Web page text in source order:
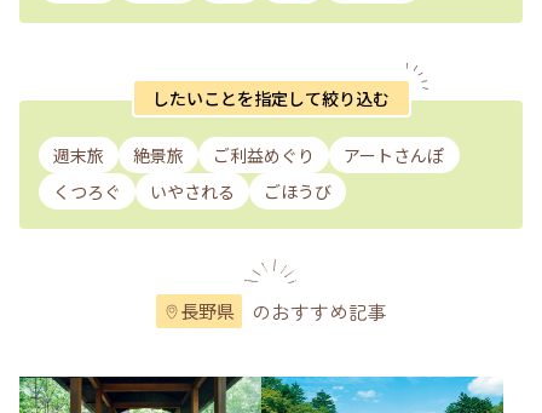
したいことを指定して絞り込む
週末旅 絶景旅 ご利益めぐり
アートさんぽ
くつろぐ
いやされる ごほうび
長野県 のおすすめ記事